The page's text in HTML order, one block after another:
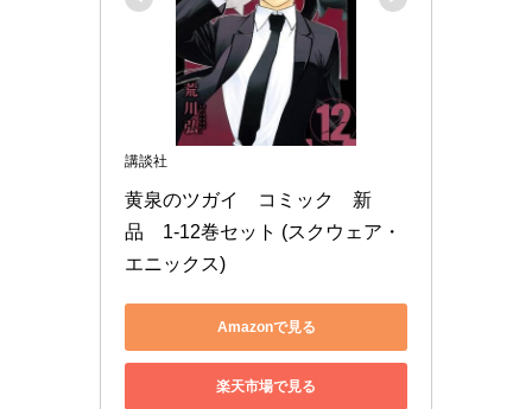
講談社
黄泉のツガイ　コミック　新
品　1-12巻セット (スクウェア・
エニックス)
Amazonで見る
楽天市場で見る